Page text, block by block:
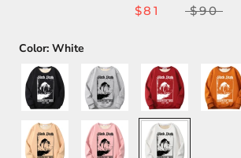
$81 $90
Color: White
Black
Gray Red Orange
Khaki Pink White